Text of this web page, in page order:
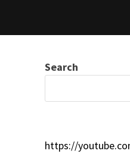
Search
https://